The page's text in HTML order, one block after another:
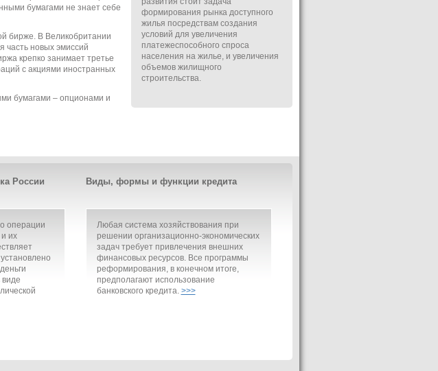
бумагами не знает себе
бирже. В Великобритании
новых эмиссий
крепко занимает третье
с акциями иностранных
бумагами – опционами и
формирования рынка доступного
жилья посредствам создания
условий для увеличения
платежеспособного спроса
населения на жилье, и увеличения
объемов жилищного
строительства.
России
операции
их
Виды, формы и функции кредита
Любая система хозяйствования при
решении организационно-экономических
задач требует привлечения внешних
финансовых ресурсов. Все программы
реформирования, в конечном итоге,
предполагают использование
банковского кредита. >>>